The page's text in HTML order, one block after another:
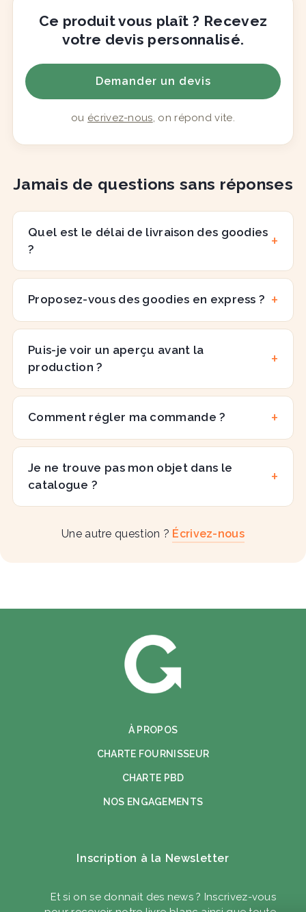
Ce produit vous plaît ? Recevez
votre devis personnalisé.
Demander un devis
ou écrivez-nous , on répond vite.
Jamais de questions sans réponses
Quel est le délai de livraison des goodies
?
Proposez-vous des goodies en express ?
Puis-je voir un aperçu avant la
production ?
Comment régler ma commande ?
Je ne trouve pas mon objet dans le
catalogue ?
Une autre question ? Écrivez-nous
À PROPOS
CHARTE FOURNISSEUR
CHARTE PBD
NOS ENGAGEMENTS
Inscription à la Newsletter
Et si on se donnait des news ? Inscrivez-vous